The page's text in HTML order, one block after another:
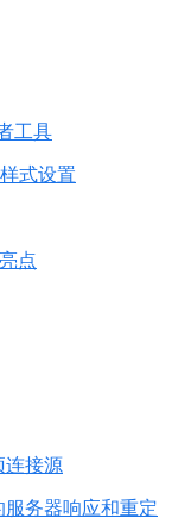
工具
式设置
点
连接源
服务器响应和重定